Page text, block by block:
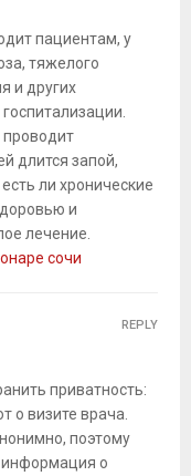
пациентам, у
тяжелого
и других
проводит
длится запой,
ли хронические
и
лечение.
сочи
приватность:
о визите врача.
поэтому
информация о
REPLY